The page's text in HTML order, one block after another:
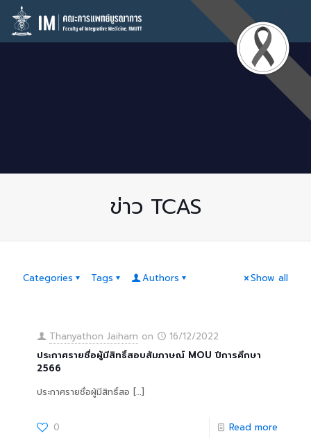
ข่าว TCAS
Categories Tags Authors Show all
Thanyathon Jaiharn on
16/12/2022
ประกาศรายชื่อผู้มีสิทธิ์สอบสัมภาษณ์ MOU ปีการศึกษา
2566
ประกาศรายชื่อผู้มีสิทธิ์สอ […]
0 Read more